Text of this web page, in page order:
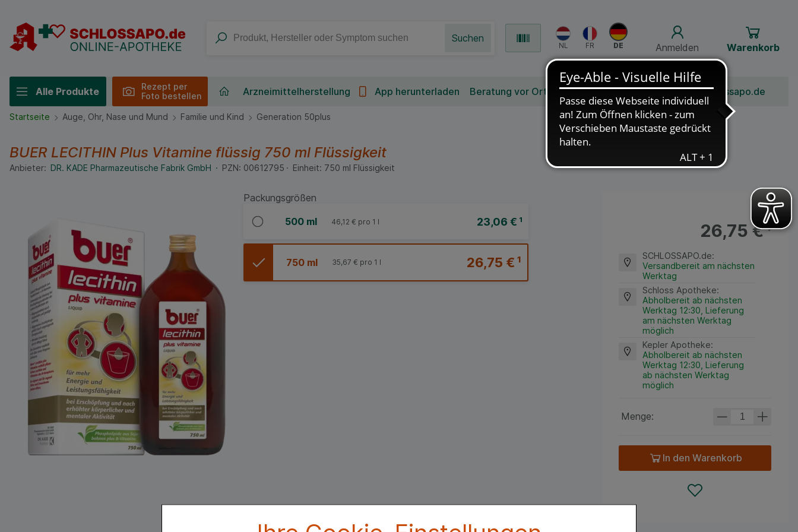
Anmelden Warenkorb
Suchen
Alle Produkte
Rezept per
Foto bestellen
Arzneimittelherstellung App herunterladen Beratung vor Ort Bonusprogramm Jobs Über Schlossapo.de
Startseite Auge, Ohr, Nase und Mund Familie und Kind Generation 50plus
BUER LECITHIN Plus Vitamine flüssig 750 ml Flüssigkeit
Anbieter: DR. KADE Pharmazeutische Fabrik GmbH PZN: 00612795 Einheit: 750 ml Flüssigkeit
Packungsgrößen
500 ml 23,06 € ¹
46,12 € pro 1 l
750 ml 26,75 €¹
35,67 € pro 1 l
26,75 €¹
SCHLOSSAPO.de:
Versandbereit am nächsten
Werktag
Schloss Apotheke:
Abholbereit ab nächsten
Werktag 12:30, Lieferung
am nächsten Werktag
möglich
Kepler Apotheke:
Abholbereit ab nächsten
Werktag 12:30, Lieferung
ab nächsten Werktag
möglich
Menge:
In den Warenkorb